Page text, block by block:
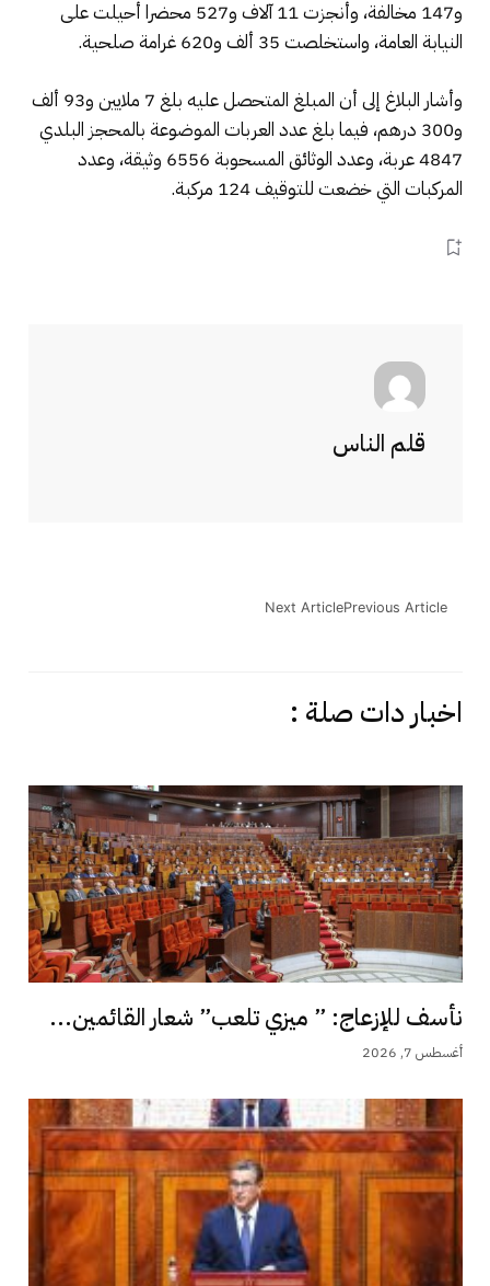
و147 مخالفة، وأنجزت 11 آلاف و527 محضرا أحيلت على
النيابة العامة، واستخلصت 35 ألف و620 غرامة صلحية.
وأشار البلاغ إلى أن المبلغ المتحصل عليه بلغ 7 ملايين و93 ألف
و300 درهم، فيما بلغ عدد العربات الموضوعة بالمحجز البلدي
4847 عربة، وعدد الوثائق المسحوبة 6556 وثيقة، وعدد
المركبات التي خضعت للتوقيف 124 مركبة.
قلم الناس
Previous Article
Next Article
اخبار دات صلة :
نأسف للإزعاج: ” ميزي تلعب” شعار القائمين...
أغسطس 7, 2026